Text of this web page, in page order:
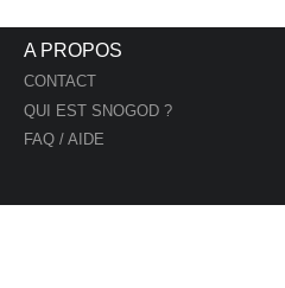
A PROPOS
CONTACT
QUI EST SNOGOD ?
FAQ / AIDE